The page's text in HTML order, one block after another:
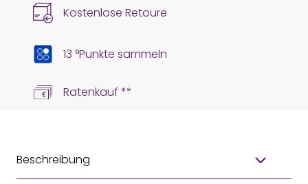
Kostenlose Retoure
13 °Punkte sammeln
Ratenkauf **
Beschreibung